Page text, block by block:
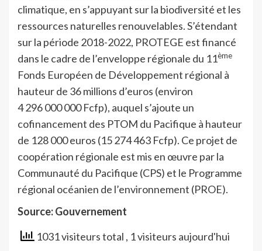
climatique, en s’appuyant sur la biodiversité et les
ressources naturelles renouvelables. S’étendant
sur la période 2018-2022, PROTEGE est financé
dans le cadre de l’enveloppe régionale du 11ème
Fonds Européen de Développement régional à
hauteur de 36 millions d’euros (environ
4 296 000 000 Fcfp), auquel s’ajoute un
cofinancement des PTOM du Pacifique à hauteur
de 128 000 euros (15 274 463 Fcfp). Ce projet de
coopération régionale est mis en œuvre par la
Communauté du Pacifique (CPS) et le Programme
régional océanien de l’environnement (PROE).
Source: Gouvernement
1031 visiteurs total , 1 visiteurs aujourd'hui